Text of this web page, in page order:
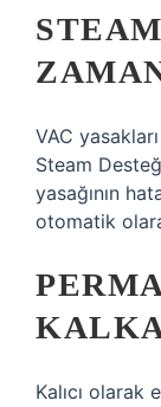
VAC
Steam
yasağının
otomatik
Kalıcı